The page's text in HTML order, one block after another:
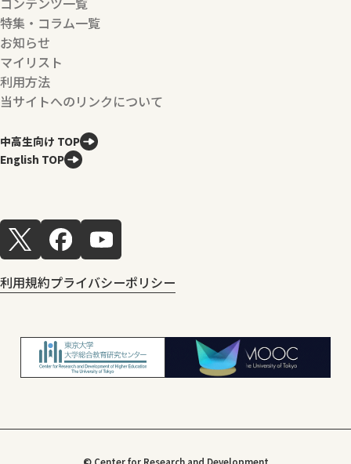
特集・コラム一覧
お知らせ
マイリスト
利用方法
当サイトへのリンクについて
中高生向け TOP
English TOP
利用規約プライバシーポリシー